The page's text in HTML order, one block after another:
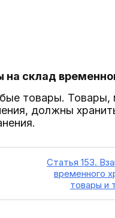
склад
товары. Товары,
должны
Статья 153.
временного
товары и